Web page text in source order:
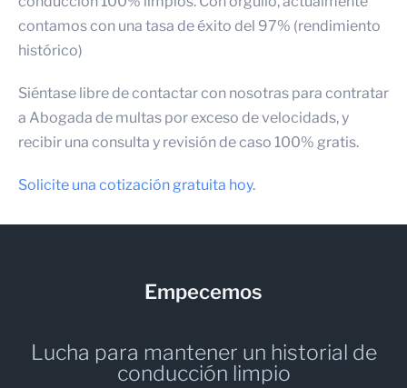
contamos con una tasa de éxito del 97% (rendimiento
histórico)
Siéntase libre de contactar con nosotras para contratar
a Abogada de multas por exceso de velocidads, y
recibir una consulta y revisión de caso 100% gratis.
Solicite una cotización gratuita hoy.
Empecemos
Lucha para mantener un historial de
conducción limpio